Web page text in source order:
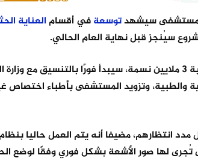
المستشفى سيشهدتوسعةفي أقسام العناية
وأوضح حسين في تصريح لـ"المملكة" أن المستشفى الذي يخدم قرابة 3 ملايين نسمة، سيبدأ
والطبية، وتزويد المستشفى بأطباء اختصاص
انتظارهم، مضيفا أنه يتم العمل حاليا
تُجرى لها صور الأشعة بشكل فوري وفقًا لوضع